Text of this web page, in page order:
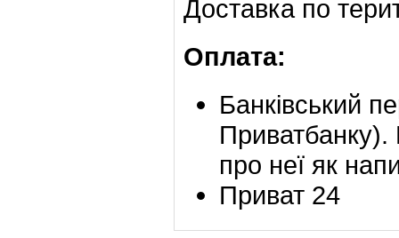
Доставка по
Оплата:
Банківський
Приватбанку).
про неї як
Приват 24